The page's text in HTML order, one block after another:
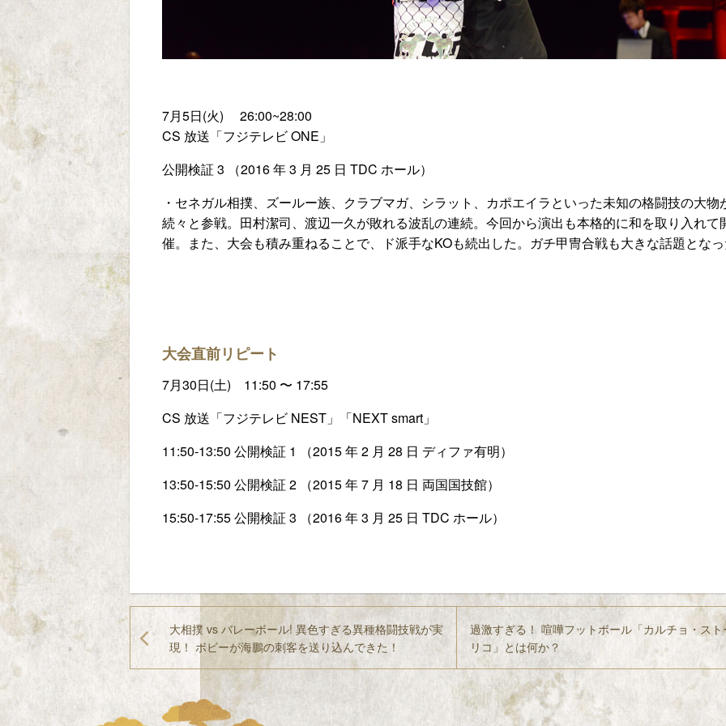
7月5日(火) 26:00~28:00
CS 放送「フジテレビ ONE」
公開検証 3 （2016 年 3 月 25 日 TDC ホール）
・セネガル相撲、ズールー族、クラブマガ、シラット、カポエイラといった未知の格闘技の大物
続々と参戦。田村潔司、渡辺一久が敗れる波乱の連続。今回から演出も本格的に和を取り入れて
催。また、大会も積み重ねることで、ド派手なKOも続出した。ガチ甲冑合戦も大きな話題とな
大会直前リピート
7月30日(土) 11:50 〜 17:55
CS 放送「フジテレビ NEST」「NEXT smart」
11:50-13:50 公開検証 1 （2015 年 2 月 28 日 ディファ有明）
13:50-15:50 公開検証 2 （2015 年 7 月 18 日 両国国技館）
15:50-17:55 公開検証 3 （2016 年 3 月 25 日 TDC ホール）
大相撲 vs バレーボール! 異色すぎる異種格闘技戦が実
現！ ボビーが海鵬の刺客を送り込んできた！
過激すぎる！ 喧嘩フットボール「カルチョ・スト
リコ」とは何か？